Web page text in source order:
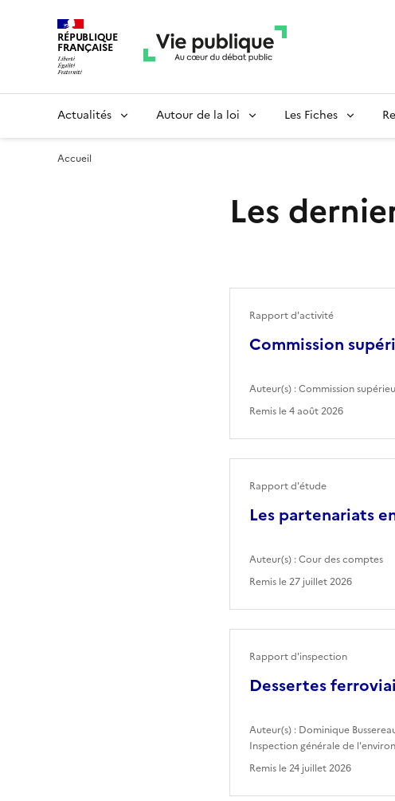
RÉPUBLIQUE
FRANÇAISE
Actualités Autour de la loi Les Fiches
Accueil
Les
Commission
Rapport d'activité
Auteur(s) :Commission
Remis le4 août 2026
Les partenariats
Rapport d'étude
Auteur(s) :Cour des comptes
Remis le27 juillet 2026
Dessertes
Rapport d'inspection
Auteur(s) : Dominique
Inspection générale de
Remis le24 juillet 2026